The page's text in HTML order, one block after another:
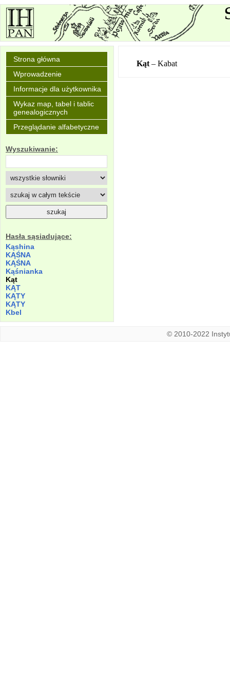
Strona główna
Wprowadzenie
Informacje dla użytkownika
Wykaz map, tabel i tablic
genealogicznych
Przeglądanie alfabetyczne
Wyszukiwanie:
Hasła sąsiadujące:
Kąshina
KĄŚNA
KĄŚNA
Kąśnianka
Kąt
KĄT
KĄTY
KĄTY
Kbel
Kąt – Kabat
© 2010-2022